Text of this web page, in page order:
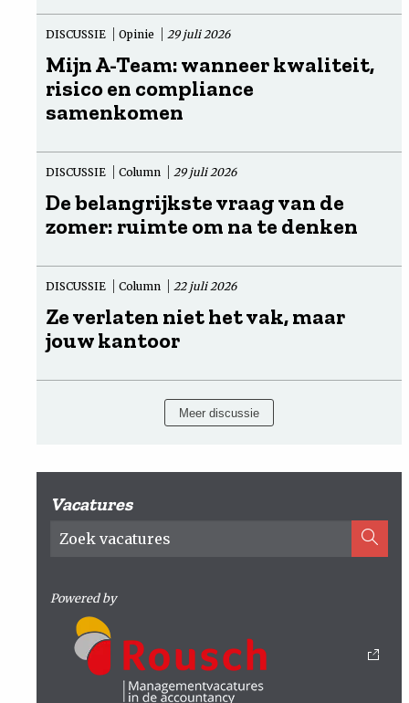
DISCUSSIE Opinie 29 juli 2026
Mijn A-Team: wanneer kwaliteit,
risico en compliance
samenkomen
DISCUSSIE Column 29 juli 2026
De belangrijkste vraag van de
zomer: ruimte om na te denken
DISCUSSIE Column 22 juli 2026
Ze verlaten niet het vak, maar
jouw kantoor
Meer discussie
Vacatures
Powered by